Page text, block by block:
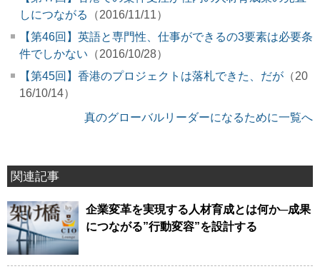
しにつながる
（2016/11/11）
【第46回】英語と専門性、仕事ができるの3要素は必要条
件でしかない （2016/10/28）
【第45回】香港のプロジェクトは落札できた、だが （20
16/10/14）
真のグローバルリーダーになるために一覧へ
関連記事
企業変革を実現する人材育成とは何か─成果
につながる”行動変容”を設計する